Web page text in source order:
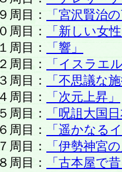
周目：
「宮沢賢治
周目：
「新しい女
周目：
「響」
周目：
「イスラエ
周目：
「不思議な
周目：
「次元上昇」
周目：
「呪詛大国
周目：
「遥かなる
周目：
「伊勢神宮
周目：
「古本屋で